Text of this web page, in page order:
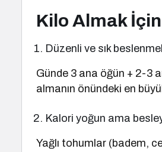
Kilo Almak
Düzenli ve sık
Günde 3 ana öğün + 2-3
almanın önündeki en
Kalori yoğun ama
Yağlı tohumlar (badem,